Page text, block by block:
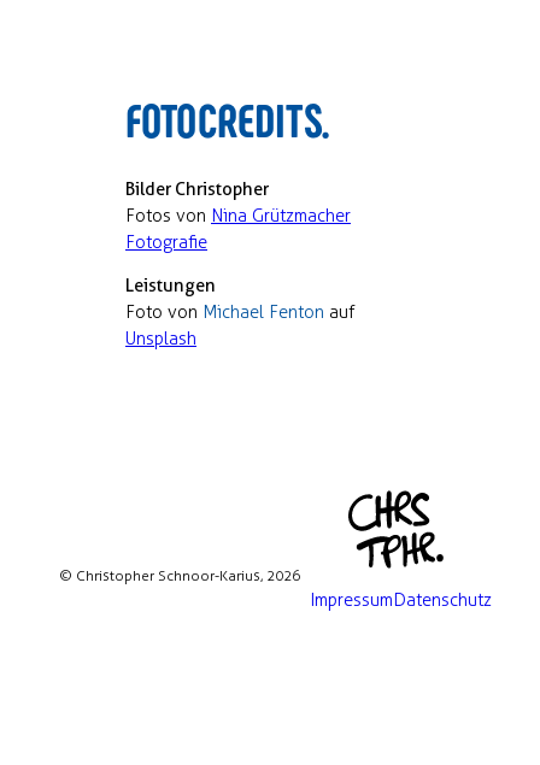
FOTOCREDITS.
Bilder Christopher
Fotos von Nina Grützmacher
Fotografie
Leistungen
Foto von Michael Fenton auf
Unsplash
© Christopher Schnoor-Karius, 2026
ImpressumDatenschutz